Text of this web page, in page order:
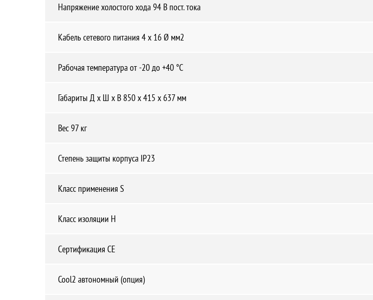
Напряжение холостого хода 94 В пост. тока
Кабель сетевого питания 4 x 16 Ø мм2
Рабочая температура от -20 до +40 °C
Габариты Д х Ш х В 850 x 415 x 637 мм
Вес 97 кг
Степень защиты корпуса IP23
Класс применения S
Класс изоляции H
Cертификация CE
Cool2 автономный (опция)